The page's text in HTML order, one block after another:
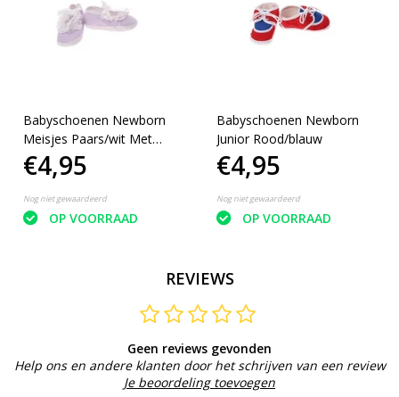
Babyschoenen Newborn
Meisjes Paars/wit Met
Stippen
€4,95
Nog niet gewaardeerd
OP VOORRAAD
Babyschoenen Newborn
Junior Rood/blauw
€4,95
Nog niet gewaardeerd
OP VOORRAAD
REVIEWS
Geen reviews gevonden
Help ons en andere klanten door het schrijven van een review
Je beoordeling toevoegen